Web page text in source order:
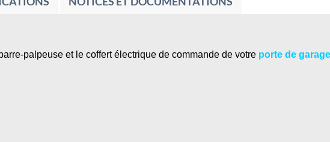
palpeuse et le coffert électrique de commande de votre porte de